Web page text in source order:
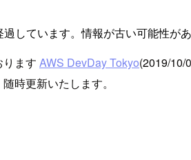
しています。情報が古い可能性が
ます AWS DevDay Tokyo(2019/10/
時更新いたします。